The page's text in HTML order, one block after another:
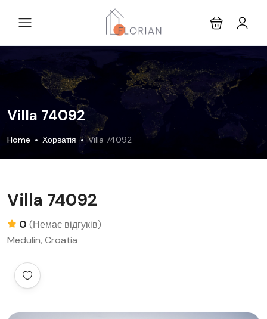
Villa 74092
Home Хорватія Villa 74092
Villa 74092
0 (Немає відгуків)
Medulin, Croatia